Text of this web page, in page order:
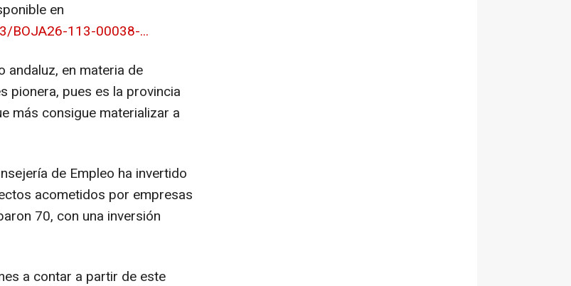
en
BOJA26-113-00038-...
andaluz, en materia de
pionera, pues es la provincia
más consigue materializar a
de Empleo ha invertido
acometidos por empresas
70, con una inversión
a contar a partir de este